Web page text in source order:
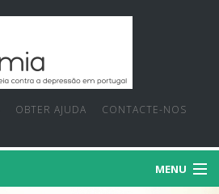
OBTER AJUDA CONTACTE-NOS
MENU